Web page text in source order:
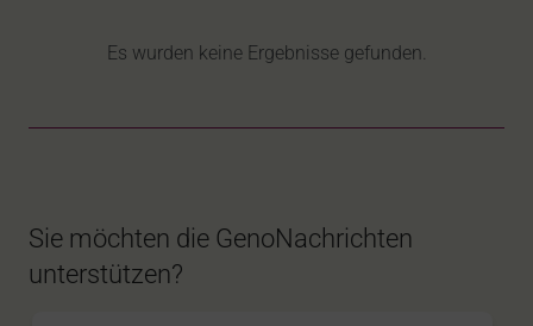
Es wurden keine Ergebnisse gefunden.
Sie möchten die GenoNachrichten
unterstützen?